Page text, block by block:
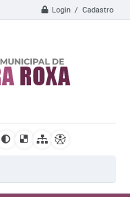
Login / Cadastro